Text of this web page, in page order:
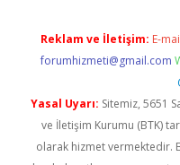
Reklam ve İletişim: E-
forumhizmeti@gmail.com
Yasal Uyarı: Sitemiz, 5651
ve İletişim Kurumu (BTK)
olarak hizmet vermektedir.